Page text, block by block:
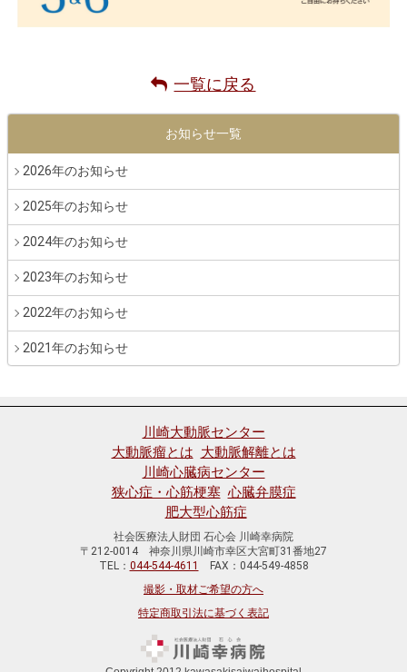
一覧に戻る
お知らせ一覧
2026年のお知らせ
2025年のお知らせ
2024年のお知らせ
2023年のお知らせ
2022年のお知らせ
2021年のお知らせ
川崎大動脈センター
大動脈瘤とは 大動脈解離とは
川崎心臓病センター
狭心症・心筋梗塞 心臓弁膜症
肥大型心筋症
社会医療法人財団 石心会 川崎幸病院
〒212-0014 神奈川県川崎市幸区大宮町31番地27
TEL： 044-544-4611
FAX：044-549-4858
撮影・取材ご希望の方へ
特定商取引法に基づく表記